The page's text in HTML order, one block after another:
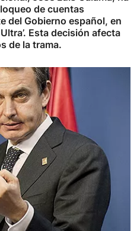
de cuentas
del Gobierno español, en
Esta decisión afecta
de la trama.